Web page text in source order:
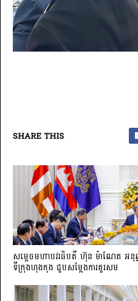
SHARE THIS
សម្តេចមហាបវរធិបតី ហ៊ុន ម៉ាណែត អនុញ្
ទីក្រុងហុងកុង ជួបសម្តែងការគួរសម